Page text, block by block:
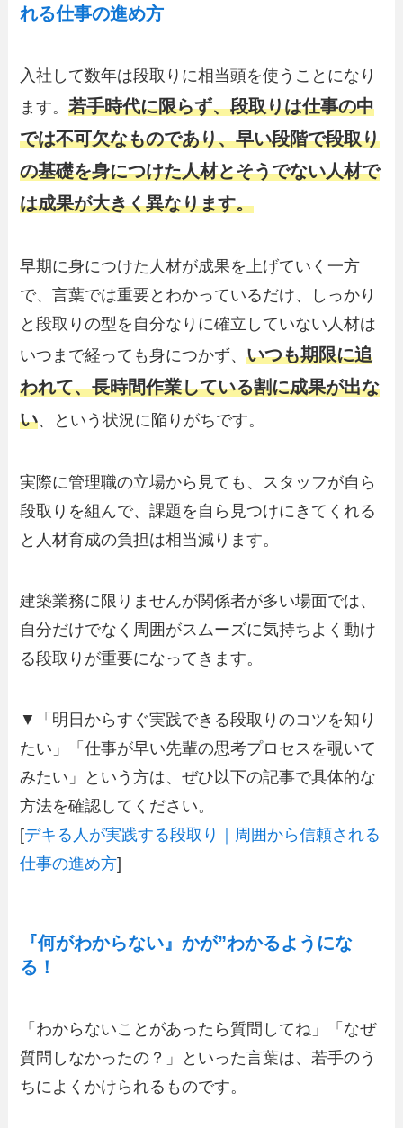
れる仕事の進め方
入社して数年は段取りに相当頭を使うことになり
ます。若手時代に限らず、段取りは仕事の中
では不可欠なものであり、早い段階で段取り
の基礎を身につけた人材とそうでない人材で
は成果が大きく異なります。
早期に身につけた人材が成果を上げていく一方
で、言葉では重要とわかっているだけ、しっかり
と段取りの型を自分なりに確立していない人材は
いつまで経っても身につかず、いつも期限に追
われて、長時間作業している割に成果が出な
い、という状況に陥りがちです。
実際に管理職の立場から見ても、スタッフが自ら
段取りを組んで、課題を自ら見つけにきてくれる
と人材育成の負担は相当減ります。
建築業務に限りませんが関係者が多い場面では、
自分だけでなく周囲がスムーズに気持ちよく動け
る段取りが重要になってきます。
▼「明日からすぐ実践できる段取りのコツを知り
たい」「仕事が早い先輩の思考プロセスを覗いて
みたい」という方は、ぜひ以下の記事で具体的な
方法を確認してください。
[デキる人が実践する段取り｜周囲から信頼される
仕事の進め方]
『何がわからない』かが”わかるようにな
る！
「わからないことがあったら質問してね」「なぜ
質問しなかったの？」といった言葉は、若手のう
ちによくかけられるものです。